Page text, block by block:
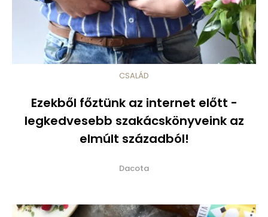
CSALÁD
Ezekből főztünk az internet előtt -
legkedvesebb szakácskönyveink az
elmúlt századból!
Dacota